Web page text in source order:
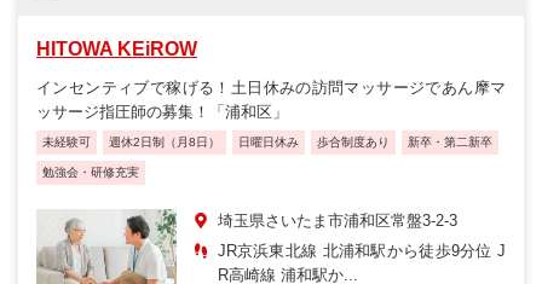
HITOWA KEiROW
インセンティブで稼げる！土日休みの訪問マッサージであん摩マ
ッサージ指圧師の募集！「浦和区」
未経験可 週休2日制（月8日） 日曜日休み 歩合制度あり 新卒・第二新卒
勉強会・研修充実
埼玉県さいたま市浦和区常盤3-2-3
JR京浜東北線 北浦和駅から徒歩9分位 J
R高崎線 浦和駅か...